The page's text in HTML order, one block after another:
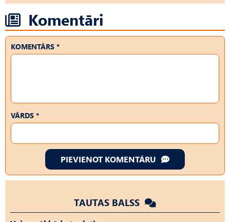
Komentāri
KOMENTĀRS *
VĀRDS *
PIEVIENOT KOMENTĀRU
TAUTAS BALSS